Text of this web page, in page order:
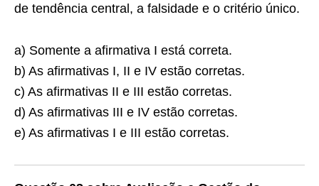
de tendência central, a falsidade e o critério único.
a) Somente a afirmativa I está correta.
b) As afirmativas I, II e IV estão corretas.
c) As afirmativas II e III estão corretas.
d) As afirmativas III e IV estão corretas.
e) As afirmativas I e III estão corretas.